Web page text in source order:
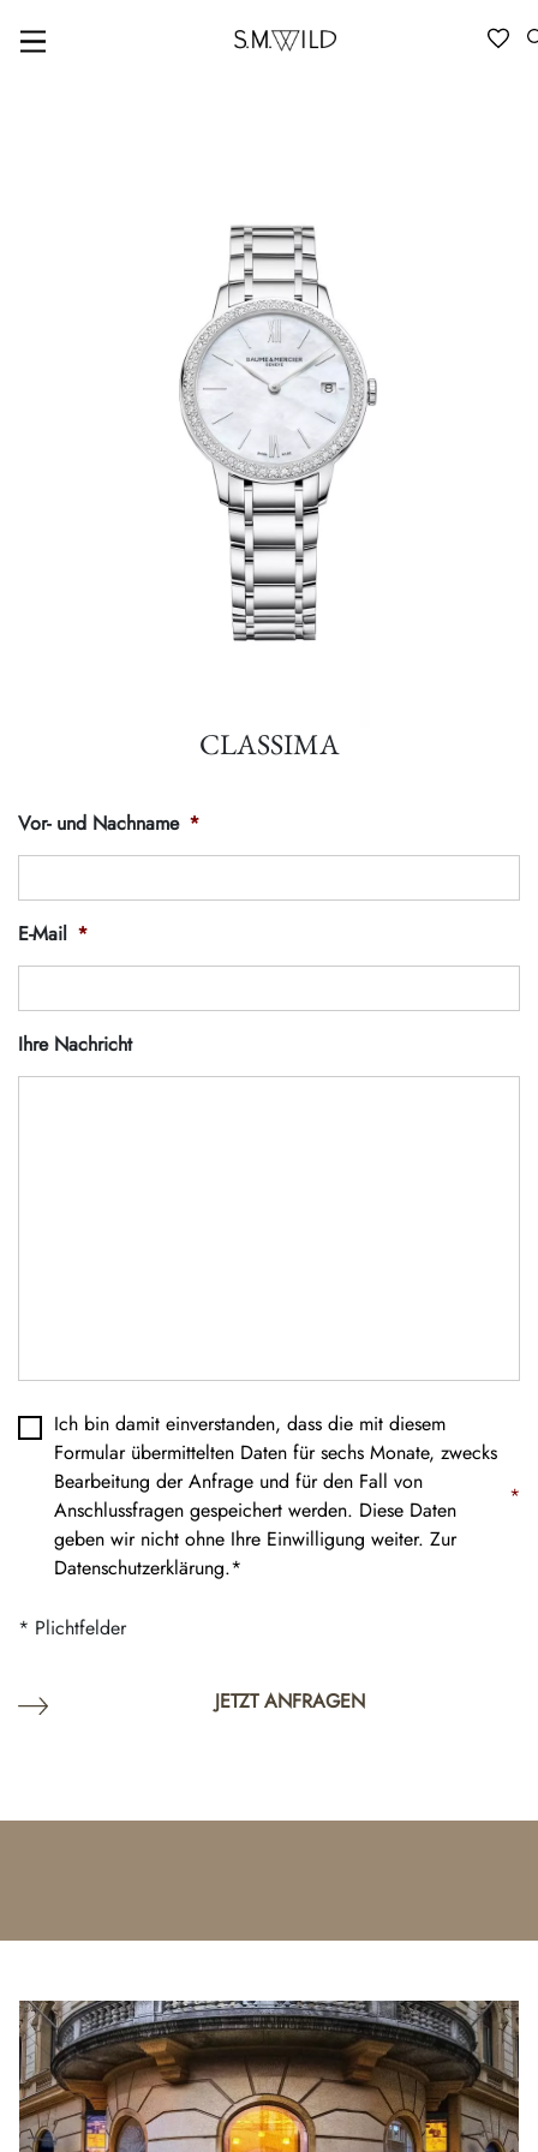
Vor- und Nachname *
E-Mail *
Ihre Nachricht
Datenschutz *
Ich bin damit einverstanden, dass die mit diesem
Formular übermittelten Daten für sechs Monate, zwecks
Bearbeitung der Anfrage und für den Fall von
Anschlussfragen gespeichert werden. Diese Daten
geben wir nicht ohne Ihre Einwilligung weiter. Zur
Datenschutzerklärung.*
*
* Plichtfelder
CLASSIMA